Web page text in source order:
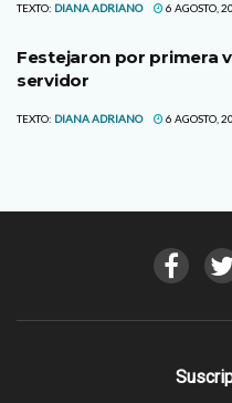
TEXTO: DIANA ADRIANO 6 AGOSTO,
Festejaron por primera
servidor
TEXTO: DIANA ADRIANO 6 AGOSTO,